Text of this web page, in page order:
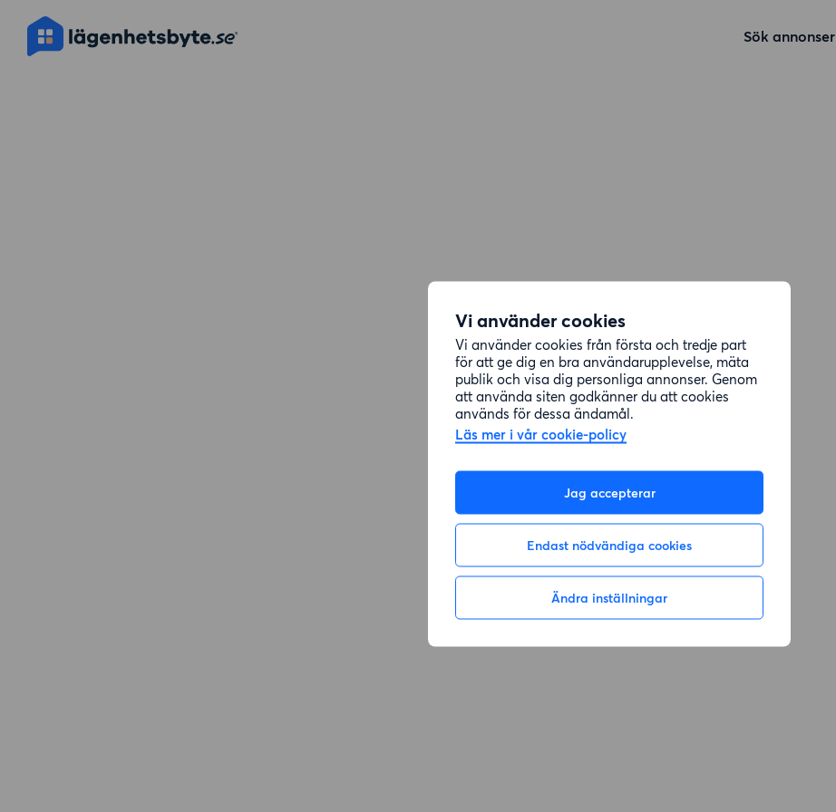
Vi använder cookies
Vi använder cookies från första och tredje part
för att ge dig en bra användarupplevelse, mäta
publik och visa dig personliga annonser. Genom
att använda siten godkänner du att cookies
används för dessa ändamål.
Läs mer i vår cookie-policy
Jag accepterar
Endast nödvändiga cookies
Ändra inställningar
Sök annonser